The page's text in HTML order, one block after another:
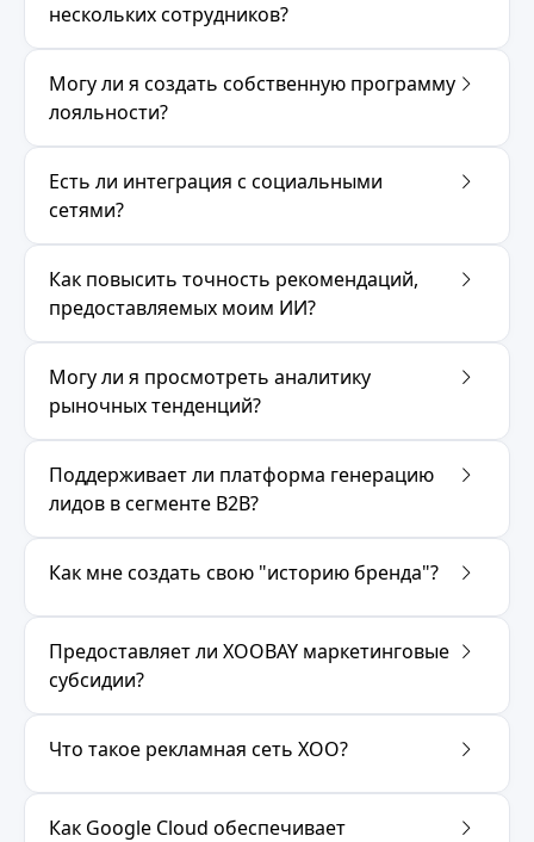
нескольких сотрудников?
Могу ли я создать собственную программу
лояльности?
Есть ли интеграция с социальными
сетями?
Как повысить точность рекомендаций,
предоставляемых моим ИИ?
Могу ли я просмотреть аналитику
рыночных тенденций?
Поддерживает ли платформа генерацию
лидов в сегменте B2B?
Как мне создать свою "историю бренда"?
Предоставляет ли XOOBAY маркетинговые
субсидии?
Что такое рекламная сеть XOO?
Как Google Cloud обеспечивает